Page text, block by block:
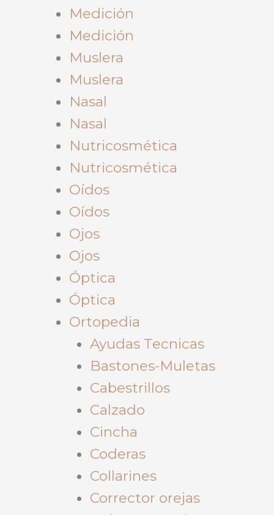
Medición
Medición
Muslera
Muslera
Nasal
Nasal
Nutricosmética
Nutricosmética
Oídos
Oídos
Ojos
Ojos
Óptica
Óptica
Ortopedia
Ayudas Tecnicas
Bastones-Muletas
Cabestrillos
Calzado
Cincha
Coderas
Collarines
Corrector orejas